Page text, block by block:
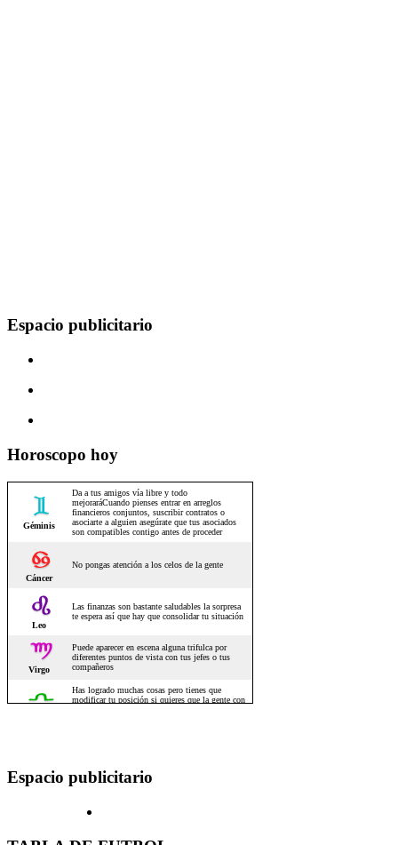
Espacio publicitario
Horoscopo hoy
Espacio publicitario